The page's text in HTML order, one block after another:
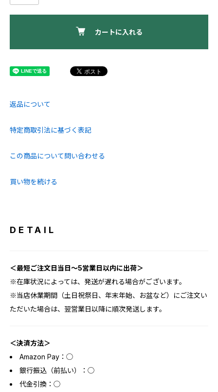
カートに入れる
返品について
特定商取引法に基づく表記
この商品について問い合わせる
買い物を続ける
DETAIL
＜最短ご注文日当日～5営業日以内に出荷＞
※在庫状況によっては、発送が遅れる場合がございます。
※当店休業期間（土日祝祭日、年末年始、お盆など）にご注文い
ただいた場合は、翌営業日以降に順次発送します。
＜決済方法＞
Amazon Pay：◯
銀行振込（前払い）：◯
代金引換：◯